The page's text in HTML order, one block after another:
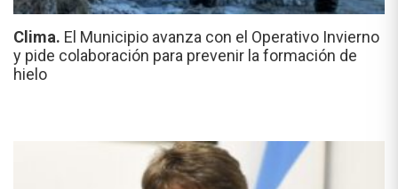
Clima. El Municipio avanza con el Operativo Invierno
y pide colaboración para prevenir la formación de
hielo